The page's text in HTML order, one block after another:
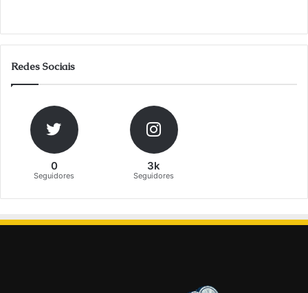
Redes Sociais
0
Seguidores
3k
Seguidores